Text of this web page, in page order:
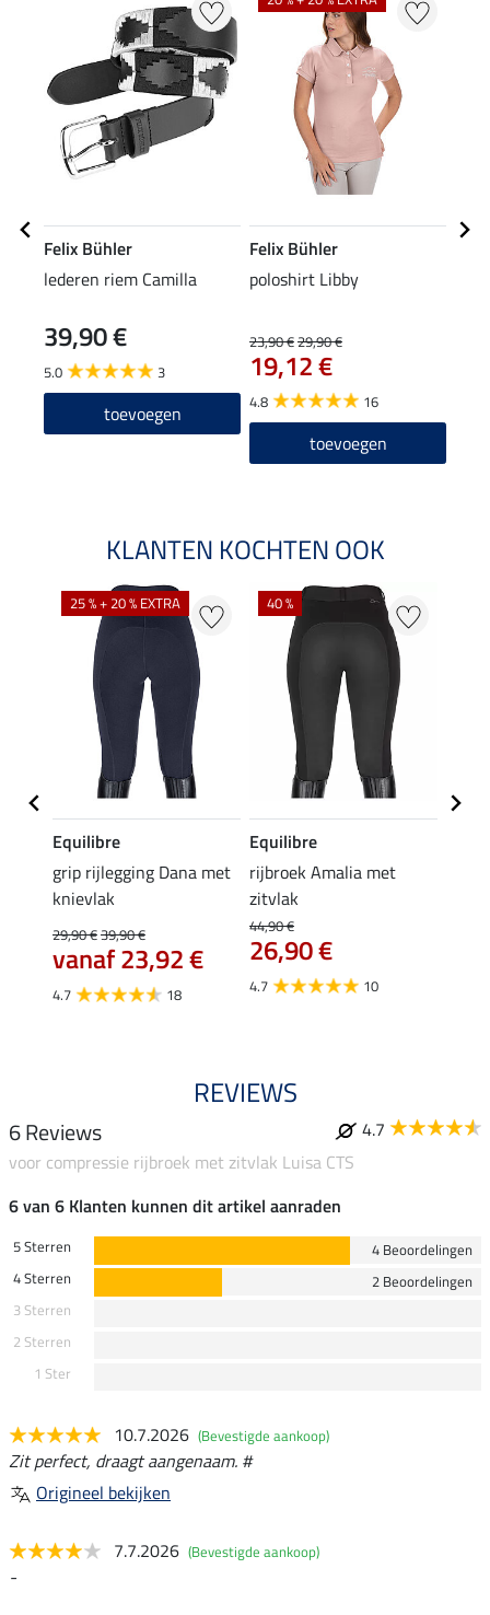
Felix Bühler
lederen riem Camilla
39,90 €
5.0 3
toevoegen
Felix Bühler
poloshirt Libby
23,90 €29,90 €
19,12 €
4.8 16
toevoegen
KLANTEN KOCHTEN OOK
25 % + 20 % EXTRA
Equilibre
grip rijlegging Dana met
knievlak
29,90 €39,90 €
vanaf 23,92 €
4.7 18
40 %
Equilibre
rijbroek Amalia met
zitvlak
44,90 €
26,90 €
4.7 10
REVIEWS
6 Reviews
4.7
voor compressie rijbroek met zitvlak Luisa CTS
6 van 6 Klanten kunnen dit artikel aanraden
5 Sterren
4 Beoordelingen
4 Sterren
2 Beoordelingen
3 Sterren
2 Sterren
1 Ster
10.7.2026 (Bevestigde aankoop)
Zit perfect, draagt aangenaam. #
Origineel bekijken
7.7.2026 (Bevestigde aankoop)
-